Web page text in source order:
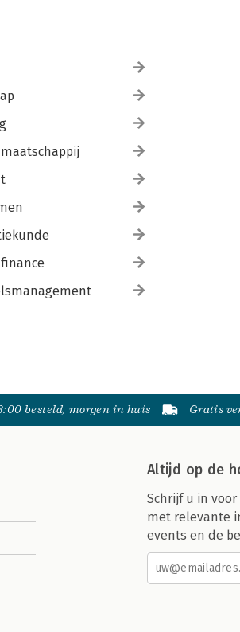
besteld, morgen in huis Gratis
Altijd op de
Schrijf u in
met relevante
events en de